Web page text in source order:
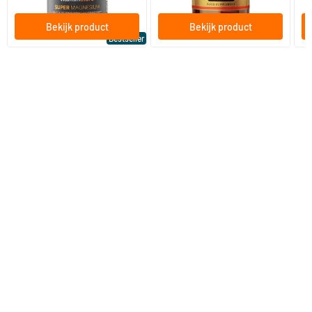
Bestseller
Bekijk product Bekijk product